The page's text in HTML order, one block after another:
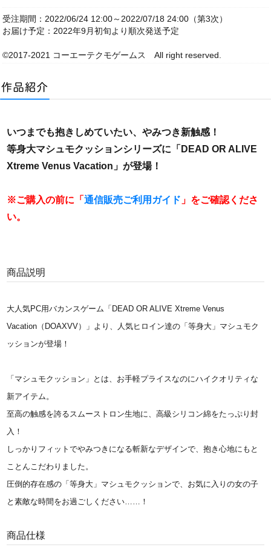
受注期間：2022/06/24 12:00～2022/07/18 24:00（第3次）
お届け予定：2022年9月初旬より順次発送予定
©2017-2021 コーエーテクモゲームス All right reserved.
いつまでも抱きしめていたい、やみつき新触感！
等身大マシュモクッションシリーズに「DEAD OR ALIVE
Xtreme Venus Vacation」が登場！
※ご購入の前に「通信販売ご利用ガイド 」をご確認くださ
い。
商品説明
大人気PC用バカンスゲーム「DEAD OR ALIVE Xtreme Venus
Vacation（DOAXVV）」より、人気ヒロイン達の「等身大」マシュモク
ッションが登場！
「マシュモクッション」とは、お手軽プライスなのにハイクオリティな
新アイテム。
至高の触感を誇るスムーストロン生地に、高級シリコン綿をたっぷり封
入！
しっかりフィットでやみつきになる斬新なデザインで、抱き心地にもと
ことんこだわりました。
圧倒的存在感の「等身大」マシュモクッションで、お気に入りの女の子
と素敵な時間をお過ごしください……！
商品仕様